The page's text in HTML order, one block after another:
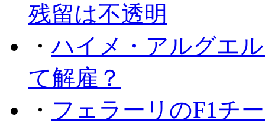
残留は不透明
・ハイメ・アルグエ
て解雇？
・ フェラーリのF1チ